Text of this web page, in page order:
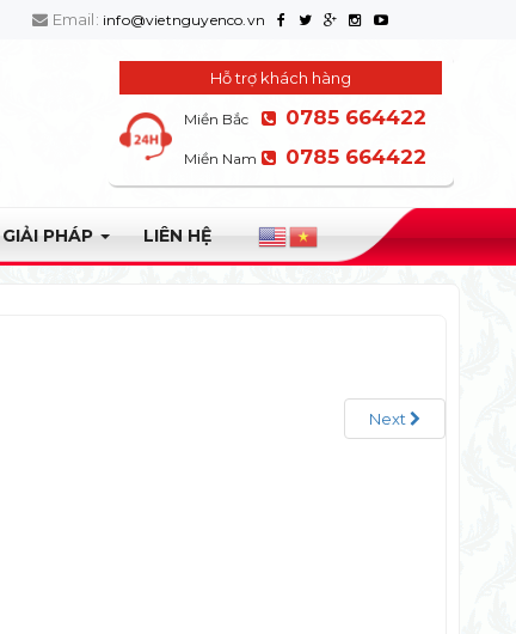
Email: info@vietnguyenco.vn
Hỗ trợ khách hàng
Miền Bắc 0785 664422
Miền Nam 0785 664422
PHÁP LIÊN HỆ
Next